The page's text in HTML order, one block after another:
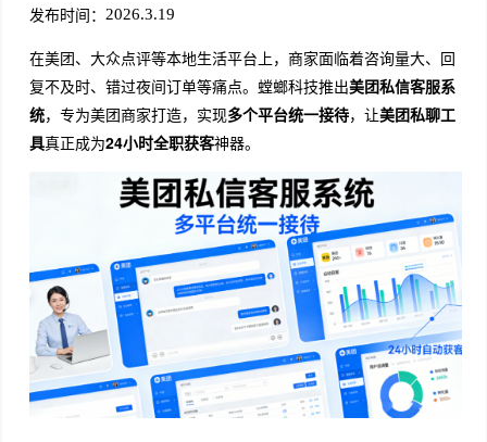
发布时间： 2026.3.19
在美团、大众点评等本地生活平台上，商家面临着咨询量大、回
复不及时、错过夜间订单等痛点。螳螂科技推出美团私信客服系
统，专为美团商家打造，实现多个平台统一接待，让美团私聊工
具真正成为24小时全职获客神器。